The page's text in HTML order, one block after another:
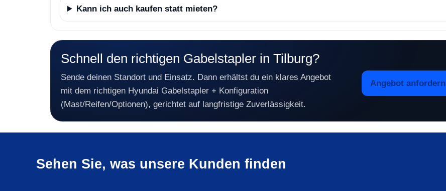
Kann ich auch kaufen statt mieten?
Schnell den richtigen Gabelstapler in Tilburg?
Sende deinen Standort und Einsatz. Dann erhältst du ein klares Angebot
mit dem richtigen Hyundai Gabelstapler + Konfiguration
(Mast/Reifen/Optionen), gerichtet auf langfristige Zuverlässigkeit.
Angebot anfordern
Sehen Sie, was unsere Kunden finden